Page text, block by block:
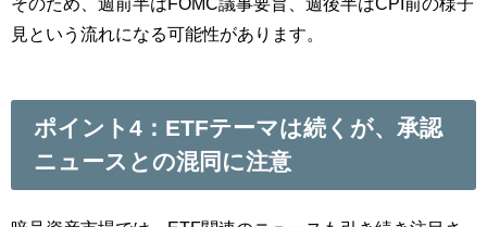
見という流れになる可能性があります。
ポイント4：ETFテーマは続くが、承認
ニュースとの混同に注意